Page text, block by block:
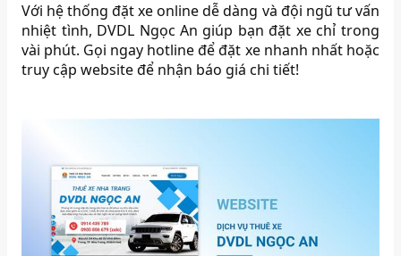
Với hệ thống đặt xe online dễ dàng và đội ngũ tư vấn
nhiệt tình, DVDL Ngọc An giúp bạn đặt xe chỉ trong
vài phút. Gọi ngay hotline để đặt xe nhanh nhất hoặc
truy cập website để nhận báo giá chi tiết!